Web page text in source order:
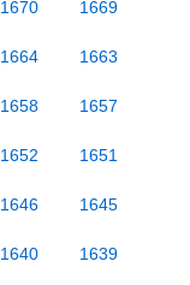
1670 1669
1664 1663
1658 1657
1652 1651
1646 1645
1640 1639